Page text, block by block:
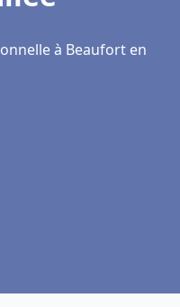
à Beaufort en